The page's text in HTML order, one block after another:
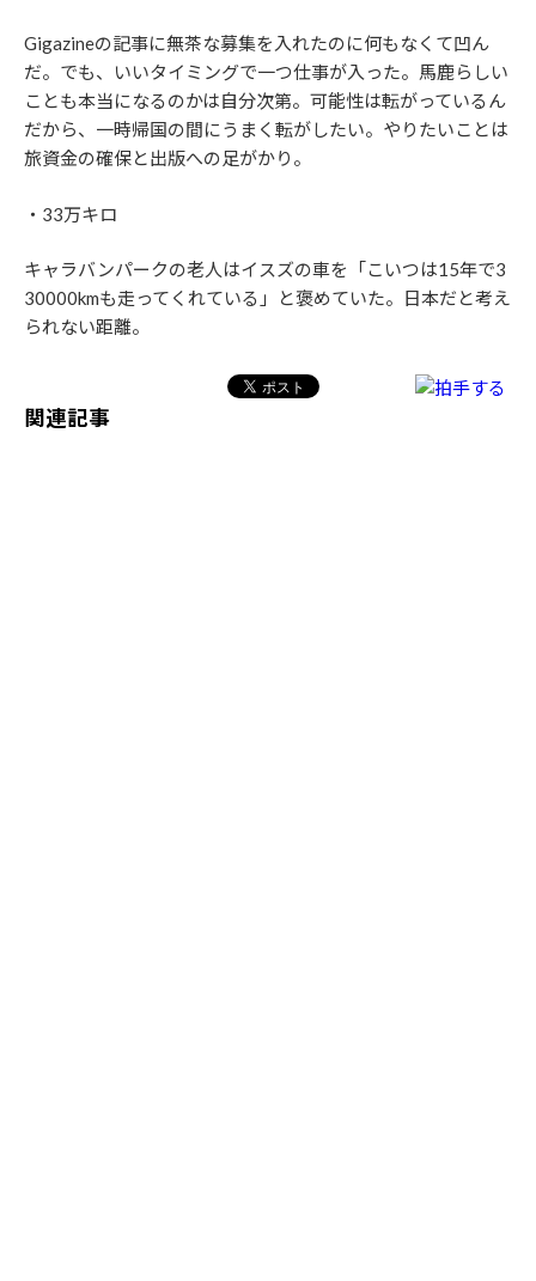
Gigazineの記事に無茶な募集を入れたのに何もなくて凹ん
だ。でも、いいタイミングで一つ仕事が入った。馬鹿らしい
ことも本当になるのかは自分次第。可能性は転がっているん
だから、一時帰国の間にうまく転がしたい。やりたいことは
旅資金の確保と出版への足がかり。
・33万キロ
キャラバンパークの老人はイスズの車を「こいつは15年で3
30000kmも走ってくれている」と褒めていた。日本だと考え
られない距離。
関連記事